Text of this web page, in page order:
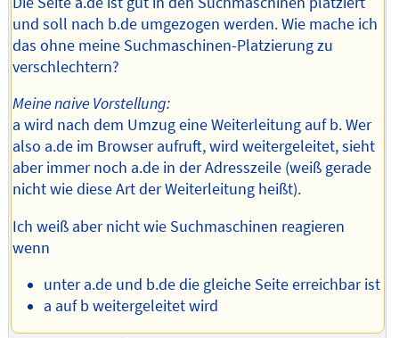
und soll nach b.de umgezogen werden. Wie mache ich
das ohne meine Suchmaschinen-Platzierung zu
verschlechtern?
Meine naive Vorstellung:
a wird nach dem Umzug eine Weiterleitung auf b. Wer
also a.de im Browser aufruft, wird weitergeleitet, sieht
aber immer noch a.de in der Adresszeile (weiß gerade
nicht wie diese Art der Weiterleitung heißt).
Ich weiß aber nicht wie Suchmaschinen reagieren
wenn
unter a.de und b.de die gleiche Seite erreichbar ist
a auf b weitergeleitet wird